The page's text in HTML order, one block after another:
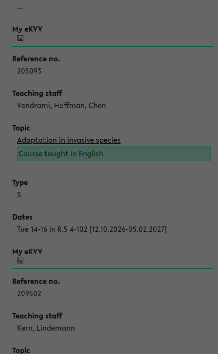
...
205093
Vendrami, Hoffman, Chen
Adaptation in invasive species
Course taught in English
S
Tue 14-16 in R.5 4-102 [12.10.2026-05.02.2027]
209502
Kern, Lindemann